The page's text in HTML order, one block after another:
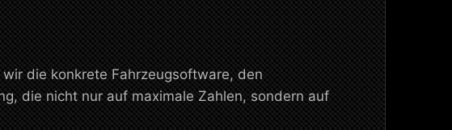
die konkrete Fahrzeugsoftware, den
die nicht nur auf maximale Zahlen, sondern auf